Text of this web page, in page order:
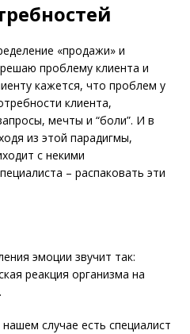
«продажи» и
проблему клиента и
кажется, что проблем у
клиента,
мечты и “боли”. И в
из этой парадигмы,
с некими
– распаковать эти
эмоции звучит так:
реакция организма на
случае есть специалист